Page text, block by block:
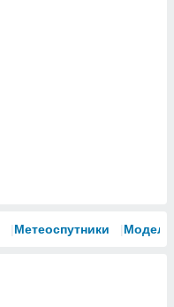
Метеоспутники Модели